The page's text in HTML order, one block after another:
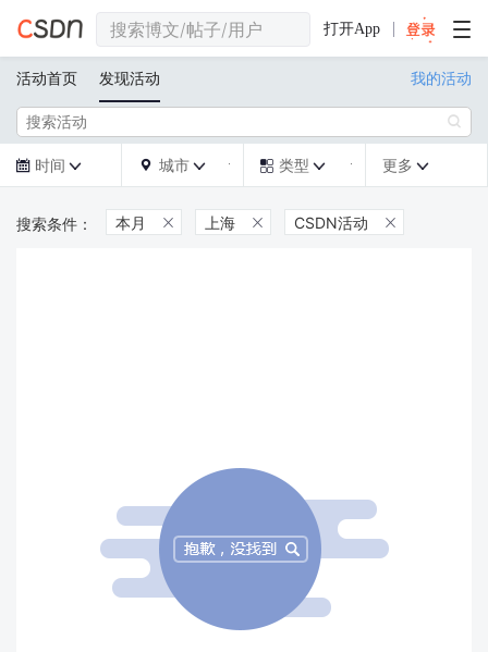
打开App
活动首页 发现活动 我的活动

 时间   城市   类型  更多 
本月  上海  CSDN活动 